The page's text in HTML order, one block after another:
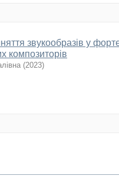
звукообразів у
композиторів
(2023)